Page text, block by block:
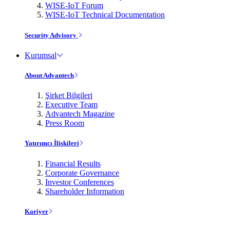
WISE-IoT Forum
WISE-IoT Technical Documentation
Security Advisory
Kurumsal
About Advantech
Şirket Bilgileri
Executive Team
Advantech Magazine
Press Room
Yatırımcı İlişkileri
Financial Results
Corporate Governance
Investor Conferences
Shareholder Information
Kariyer